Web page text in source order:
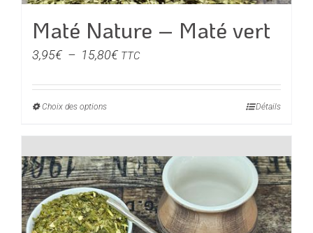
Maté Nature – Maté vert
3,95€ – 15,80€Plage
prix :
TTC
Choix des optionsCe
plusieurs
variations.
Les
options
Détails